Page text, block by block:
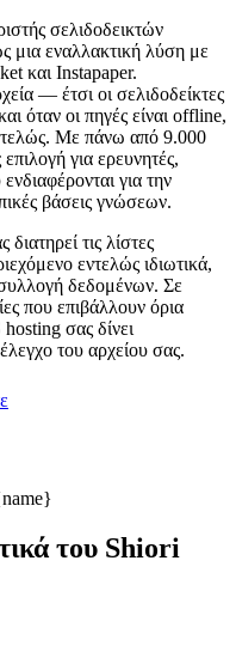
σελιδοδεικτών
μια εναλλακτική λύση με
και Instapaper.
— έτσι οι σελιδοδείκτες
όταν οι πηγές είναι offline,
Με πάνω από 9.000
για ερευνητές,
για την
βάσεις γνώσεων.
τις λίστες
εντελώς ιδιωτικά,
δεδομένων. Σε
που επιβάλλουν όρια
σας δίνει
του αρχείου σας.
του Shiori